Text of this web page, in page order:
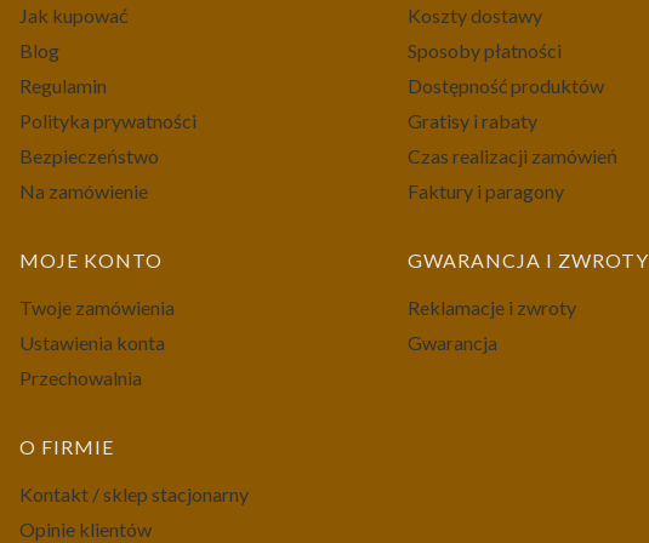
Jak kupować
Blog
Regulamin
Polityka prywatności
Bezpieczeństwo
Na zamówienie
Koszty dostawy
Sposoby płatności
Dostępność produktów
Gratisy i rabaty
Czas realizacji zamówień
Faktury i paragony
MOJE KONTO
Twoje zamówienia
Ustawienia konta
Przechowalnia
GWARANCJA I ZWROTY
Reklamacje i zwroty
Gwarancja
O FIRMIE
Kontakt / sklep stacjonarny
Opinie klientów